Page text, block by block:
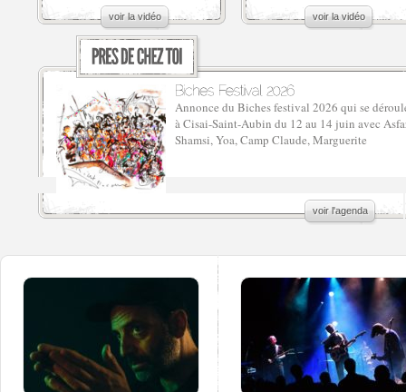
voir la vidéo voir la vidéo
Annonce du Biches festival 2026 qui se
à Cisai-Saint-Aubin du 12 au 14 juin avec
Shamsi, Yoa, Camp Claude, Marguerite
voir l'agenda